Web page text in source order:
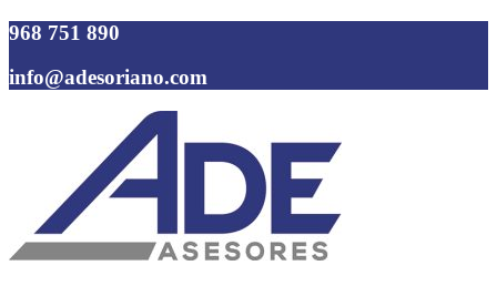
968 751 890
info@adesoriano.com